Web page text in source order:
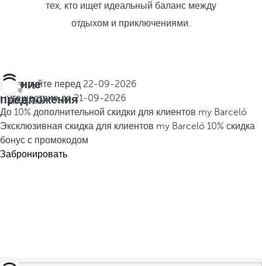
тех, кто ищет идеальный баланс между
отдыхом и приключениями.
Летние
предложения
Все
включено
Бронируйте перед 22-09-2026
Путешествие до21-09-2026
До 10% дополнительной скидки для клиентов my Barceló
Эксклюзивная скидка для клиентов my Barceló 10% скидка
бонус с промокодом
Забронировать